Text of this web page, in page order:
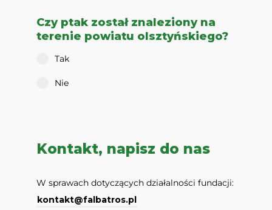
Czy ptak został znaleziony na
terenie powiatu olsztyńskiego?
Tak
Nie
Kontakt, napisz do nas
W sprawach dotyczących działalności fundacji:
kontakt@falbatros.pl